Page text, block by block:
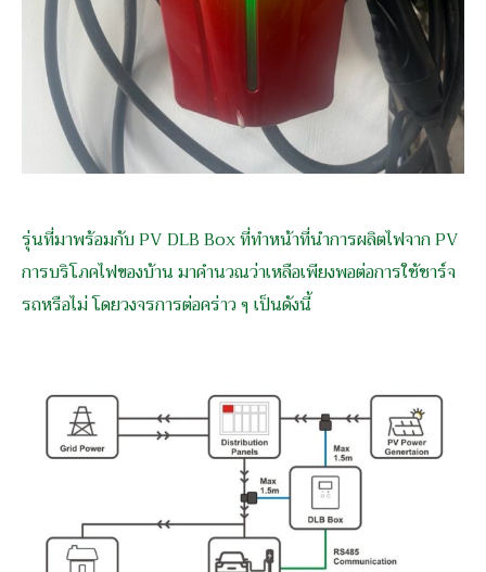
รุ่นที่มาพร้อมกับ PV DLB Box ที่ทำหน้าที่นำการผลิตไฟจาก PV
การบริโภคไฟของบ้าน มาคำนวณว่าเหลือเพียงพอต่อการใช้ชาร์จ
รถหรือไม่ โดยวงจรการต่อคร่าว ๆ เป็นดังนี้